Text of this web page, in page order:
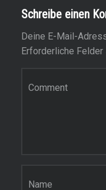
Schreibe einen
Deine E-Mail-
Erforderliche